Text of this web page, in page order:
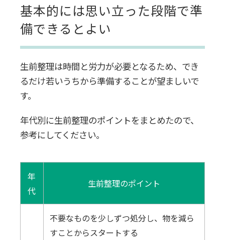
基本的には思い立った段階で準
備できるとよい
生前整理は時間と労力が必要となるため、でき
るだけ若いうちから準備することが望ましいで
す。
年代別に生前整理のポイントをまとめたので、
参考にしてください。
年
代
生前整理のポイント
不要なものを少しずつ処分し、物を減ら
すことからスタートする